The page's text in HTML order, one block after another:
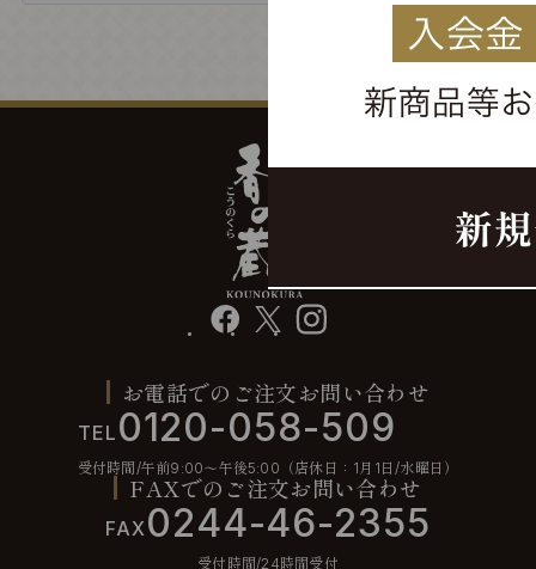
facebook instagram
お電話でのご注文お問い合わせ
TEL 0120-058-509
受付時間/午前9:00〜午後5:00（店休日：1月1日/水曜日）
FAXでのご注文お問い合わせ
FAX0244-46-2355
受付時間/24時間受付